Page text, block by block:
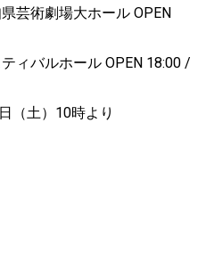
芸術劇場大ホール OPEN
ィバルホール OPEN 18:00 /
（土）10時より